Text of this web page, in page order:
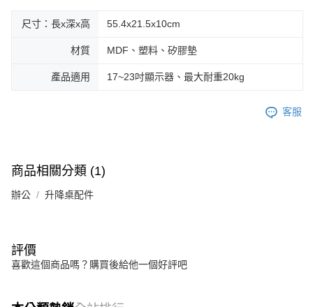
尺寸：長x深x高 55.4x21.5x10cm
材質 MDF、塑料、矽膠墊
產品適用 17~23吋顯示器、最大耐重20kg
客服
商品相關分類 (1)
辦公 升降桌配件
評價
喜歡這個商品嗎？購買後給他一個好評吧